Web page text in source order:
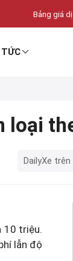
Bảng giá
loại
DailyXe trên
10 triệu.
lẫn độ